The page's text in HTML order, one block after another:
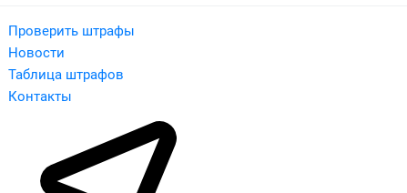
Проверить штрафы
Новости
Таблица штрафов
Контакты